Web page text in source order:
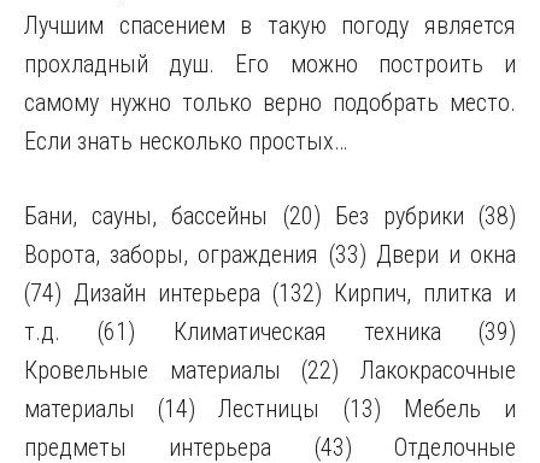
Лучшим спасением в такую погоду является
прохладный душ. Его можно построить и
самому нужно только верно подобрать место.
Если знать несколько простых…
Бани, сауны, бассейны (20) Без рубрики (38)
Ворота, заборы, ограждения (33) Двери и окна
(74) Дизайн интерьера (132) Кирпич, плитка и
т.д. (61) Климатическая техника (39)
Кровельные материалы (22) Лакокрасочные
материалы (14) Лестницы (13) Мебель и
предметы интерьера (43) Отделочные